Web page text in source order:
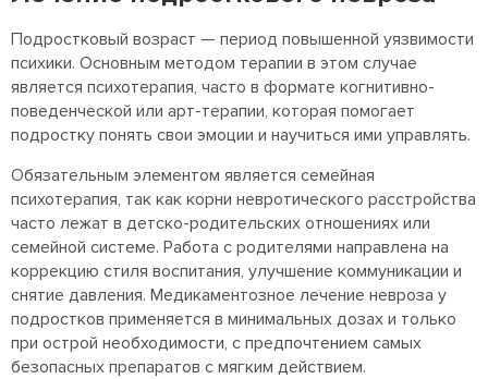
Подростковый возраст — период повышенной уязвимости
психики. Основным методом терапии в этом случае
является психотерапия, часто в формате когнитивно-
поведенческой или арт-терапии, которая помогает
подростку понять свои эмоции и научиться ими управлять.
Обязательным элементом является семейная
психотерапия, так как корни невротического расстройства
часто лежат в детско-родительских отношениях или
семейной системе. Работа с родителями направлена на
коррекцию стиля воспитания, улучшение коммуникации и
снятие давления. Медикаментозное лечение невроза у
подростков применяется в минимальных дозах и только
при острой необходимости, с предпочтением самых
безопасных препаратов с мягким действием.